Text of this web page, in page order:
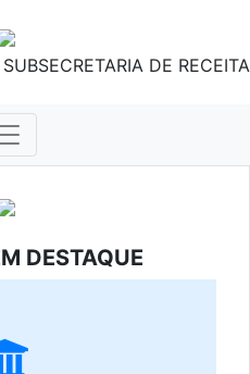
DE RECEITA
DESTAQUE